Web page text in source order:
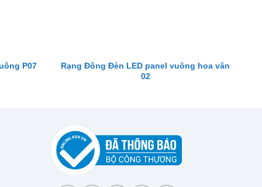
P07
Rạng Đông Đèn LED panel vuông hoa văn
02